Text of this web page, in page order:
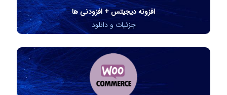
افزونه دیجیتس + افزودنی ها
جزئیات و دانلود